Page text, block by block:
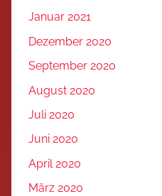
Januar 2021
Dezember 2020
September 2020
August 2020
Juli 2020
Juni 2020
April 2020
März 2020